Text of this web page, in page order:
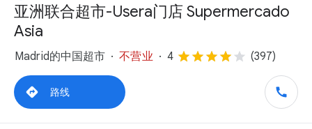
亚洲联合超市-Usera门店 Supermercado
Asia
Madrid的中国超市 不营业 4 (397)
路线